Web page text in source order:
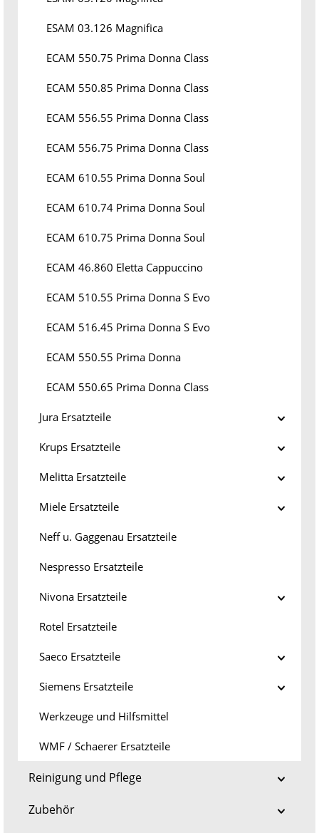
ESAM 03.126 Magnifica
ECAM 550.75 Prima Donna Class
ECAM 550.85 Prima Donna Class
ECAM 556.55 Prima Donna Class
ECAM 556.75 Prima Donna Class
ECAM 610.55 Prima Donna Soul
ECAM 610.74 Prima Donna Soul
ECAM 610.75 Prima Donna Soul
ECAM 46.860 Eletta Cappuccino
ECAM 510.55 Prima Donna S Evo
ECAM 516.45 Prima Donna S Evo
ECAM 550.55 Prima Donna
ECAM 550.65 Prima Donna Class
Jura Ersatzteile
Krups Ersatzteile
Melitta Ersatzteile
Miele Ersatzteile
Neff u. Gaggenau Ersatzteile
Nespresso Ersatzteile
Nivona Ersatzteile
Rotel Ersatzteile
Saeco Ersatzteile
Siemens Ersatzteile
Werkzeuge und Hilfsmittel
WMF / Schaerer Ersatzteile
Reinigung und Pflege
Zubehör